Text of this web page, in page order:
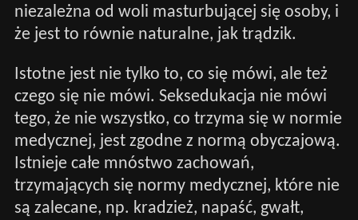
niezależna od woli masturbującej się osoby, i
że jest to równie naturalne, jak trądzik.
Istotne jest nie tylko to, co się mówi, ale też
czego się nie mówi. Seksedukacja nie mówi
tego, że nie wszystko, co trzyma się w normie
medycznej, jest zgodne z normą obyczajową.
Istnieje całe mnóstwo zachowań,
trzymających się normy medycznej, które nie
są zalecane, np. kradzież, napaść, gwałt,